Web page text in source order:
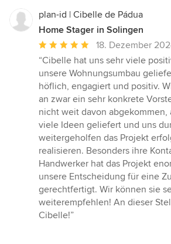
plan-id | Cibelle de Pádua
Home Stager in Solingen
Durchschnittliche
Bewertung:
5
von
5
Sternen
18. Dezember
“Cibelle hat uns sehr viele
unsere Wohnungsumbau
höflich, engagiert und positiv.
an zwar ein sehr konkrete
nicht weit davon abgekommen,
viele Ideen geliefert und uns
weitergeholfen das Projekt
realisieren. Besonders ihre
Handwerker hat das Projekt
unsere Entscheidung für eine
gerechtfertigt. Wir können sie
weiterempfehlen! An dieser
Cibelle!”